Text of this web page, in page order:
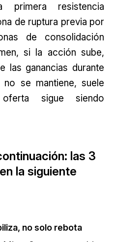
resistencia
de ruptura previa por
de consolidación
si la acción sube,
las ganancias durante
no se mantiene, suele
sigue siendo
las 3
la siguiente
no solo rebota